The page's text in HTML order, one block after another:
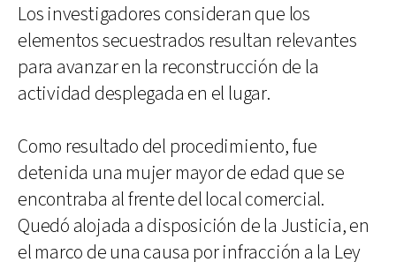
Los investigadores consideran que los
elementos secuestrados resultan relevantes
para avanzar en la reconstrucción de la
actividad desplegada en el lugar.
Como resultado del procedimiento, fue
detenida una mujer mayor de edad que se
encontraba al frente del local comercial.
Quedó alojada a disposición de la Justicia, en
el marco de una causa por infracción a la Ley